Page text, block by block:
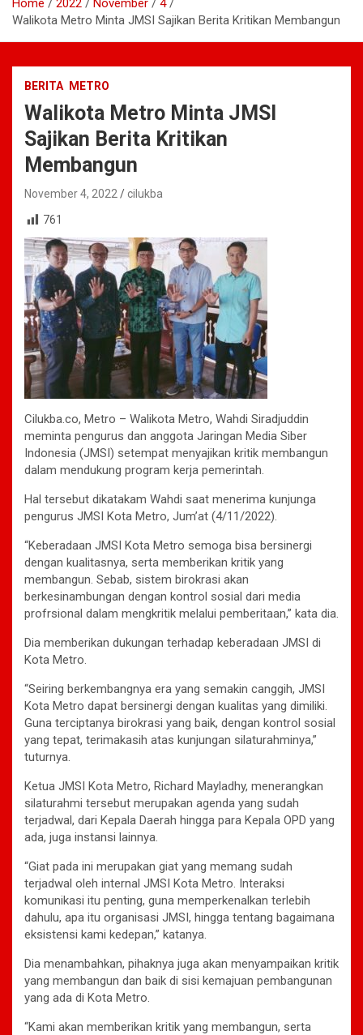
Home 2022 November
4
Walikota Metro Minta JMSI Sajikan Berita Kritikan Membangun
BERITA METRO
Walikota Metro Minta JMSI
Sajikan Berita Kritikan
Membangun
November 4, 2022
cilukba
761
Cilukba.co, Metro – Walikota Metro, Wahdi Siradjuddin
meminta pengurus dan anggota Jaringan Media Siber
Indonesia (JMSI) setempat menyajikan kritik membangun
dalam mendukung program kerja pemerintah.
Hal tersebut dikatakam Wahdi saat menerima kunjunga
pengurus JMSI Kota Metro, Jum’at (4/11/2022).
“Keberadaan JMSI Kota Metro semoga bisa bersinergi
dengan kualitasnya, serta memberikan kritik yang
membangun. Sebab, sistem birokrasi akan
berkesinambungan dengan kontrol sosial dari media
profrsional dalam mengkritik melalui pemberitaan,” kata dia.
Dia memberikan dukungan terhadap keberadaan JMSI di
Kota Metro.
“Seiring berkembangnya era yang semakin canggih, JMSI
Kota Metro dapat bersinergi dengan kualitas yang dimiliki.
Guna terciptanya birokrasi yang baik, dengan kontrol sosial
yang tepat, terimakasih atas kunjungan silaturahminya,”
tuturnya.
Ketua JMSI Kota Metro, Richard Mayladhy, menerangkan
silaturahmi tersebut merupakan agenda yang sudah
terjadwal, dari Kepala Daerah hingga para Kepala OPD yang
ada, juga instansi lainnya.
“Giat pada ini merupakan giat yang memang sudah
terjadwal oleh internal JMSI Kota Metro. Interaksi
komunikasi itu penting, guna memperkenalkan terlebih
dahulu, apa itu organisasi JMSI, hingga tentang bagaimana
eksistensi kami kedepan,” katanya.
Dia menambahkan, pihaknya juga akan menyampaikan kritik
yang membangun dan baik di sisi kemajuan pembangunan
yang ada di Kota Metro.
“Kami akan memberikan kritik yang membangun, serta